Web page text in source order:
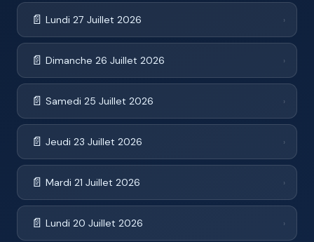
📄 Lundi 27 Juillet 2026 ›
📄 Dimanche 26 Juillet 2026 ›
📄 Samedi 25 Juillet 2026 ›
📄 Jeudi 23 Juillet 2026 ›
📄 Mardi 21 Juillet 2026 ›
📄 Lundi 20 Juillet 2026 ›